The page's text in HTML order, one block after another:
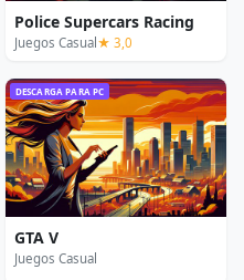
Police Supercars Racing
Juegos Casual ★ 3,0
DESCARGA PARA PC
GTA V
Juegos Casual